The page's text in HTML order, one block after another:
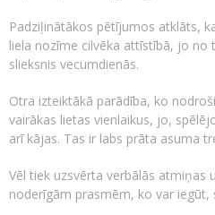
Padziļinātākos pētījumos atklāts,
liela nozīme cilvēka attīstībā, jo no
slieksnis vecumdienās.
Otra izteiktākā parādība, ko
vairākas lietas vienlaikus, jo,
arī kājas. Tas ir labs prāta asuma
Vēl tiek uzsvērta verbālās
noderīgām prasmēm, ko var iegūt,